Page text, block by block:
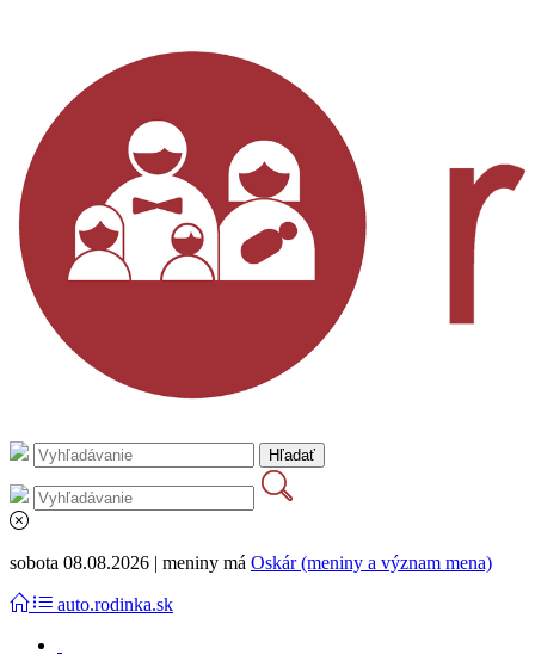
sobota 08.08.2026 | meniny má Oskár (meniny a význam mena)
auto.rodinka.sk